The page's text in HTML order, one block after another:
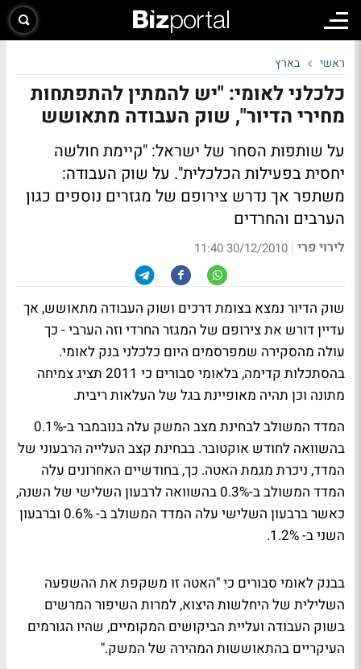
ראשי בארץ
כלכלני לאומי: "יש להמתין להתפתחות
מחירי הדיור", שוק העבודה מתאושש
על שותפות הסחר של ישראל: "קיימת חולשה
יחסית בפעילות הכלכלית". על שוק העבודה:
משתפר אך נדרש צירופם של מגזרים נוספים כגון
הערבים והחרדים
לירוי פרי |
30/12/2010 11:40
שוק הדיור נמצא בצומת דרכים ושוק העבודה מתאושש, אך
עדיין דורש את צירופם של המגזר החרדי וזה הערבי - כך
עולה מהסקירה שמפרסמים היום כלכלני בנק לאומי.
בהסתכלות קדימה, בלאומי סבורים כי 2011 תציג צמיחה
מתונה וכן תהיה מאופיינת בגל של העלאות ריבית.
המדד המשולב לבחינת מצב המשק עלה בנובמבר ב-0.1%
בהשוואה לחודש אוקטובר. בבחינת קצב העלייה הרבעוני של
המדד, ניכרת מגמת האטה. כך, בחודשיים האחרונים עלה
המדד המשולב ב-0.3% בהשוואה לרבעון השלישי של השנה,
כאשר ברבעון השלישי עלה המדד המשולב ב- 0.6% וברבעון
השני ב- 1.2%.
בבנק לאומי סבורים כי "האטה זו משקפת את ההשפעה
השלילית של היחלשות היצוא, למרות השיפור המרשים
בשוק העבודה ועליית הביקושים המקומיים, שהיו הגורמים
העיקריים בהתאוששות המהירה של המשק."